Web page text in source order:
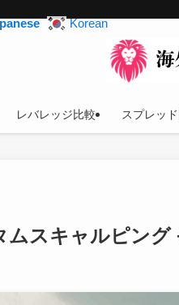
レバレッジ比較 スプレッ
スキャルピング
Korean